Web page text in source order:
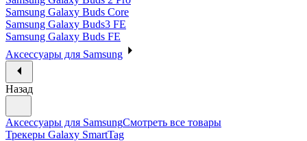
Samsung Galaxy Buds Core
Samsung Galaxy Buds3 FE
Samsung Galaxy Buds FE
Аксессуары для Samsung
Назад
Аксессуары для SamsungСмотреть все товары
Трекеры Galaxy SmartTag